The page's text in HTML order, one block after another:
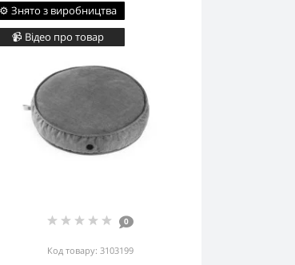
⚙️ Знято з виробництва
📹 Відео про товар
0
Код товару: 3103199